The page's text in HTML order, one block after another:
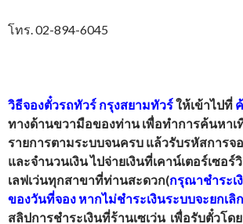
โทร. 02-894-6045
วิธีจองตั๋วรถทัวร์ กรุงสยามทัวร์ให้เข้าไปที่
ทางด้านขวามือของท่าน เพื่อทำการค้นหาเ
รายการตามระบบจนครบ แล้วรับรหัสการจ
และจำนวนเงิน ไปจ่ายเงินที่เคาน์เตอร์เซอร์
เลฟเว่นทุกสาขาที่ท่านสะดวก(กรุณาชำระเ
ของวันที่จอง หากไม่ชำระเงินระบบจะยกเ
สลิปการชำระเงินที่ร้านเซเว่น เพื่อรับตั๋วโด